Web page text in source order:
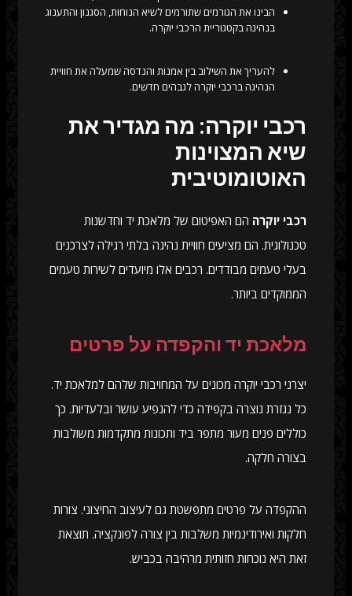
הבינו את הגורמים שתורמים לשיא הנוחות, הסגנון והתענוג
בנהיגה בקטגוריית הרכבי יוקרה.
להעריך את השילוב בין אמנות והנדסה שמעלה את חוויית
הנהיגה ברכבי יוקרה לגבהים חדשים.
רכבי יוקרה: מה מגדיר את
שיא המצוינות
האוטומוטיבית
רכבי יוקרה הם האפיטום של מלאכת יד וחדשנות
טכנולוגית. הם מציעים חוויית נהיגה בלתי רגילה לצרכנים
בעלי טעמים מבודדים. רכבים אלו מיועדים לשירות טעמים
הממוקדים ביותר.
מלאכת יד והקפדה על פרטים
יצרני רכבי יוקרה מכונים על המחויבות שלהם למלאכת יד.
כל נגזרת נוצרה בקפידה כדי להנפיע עושר ובלעדיות. כך
כוללים פנים מעור מתפר ביד ותכונות מתקדמות משולבות
בצורה חלקה.
ההקפדה על פרטים מתפשטת גם לעיצוב החיצוני. צורות
חלקות ואירודינמיות משלבות בין צורה לפונקציה. תוצאת
זאת היא נוכחות חזותית מרהיבה בכביש.